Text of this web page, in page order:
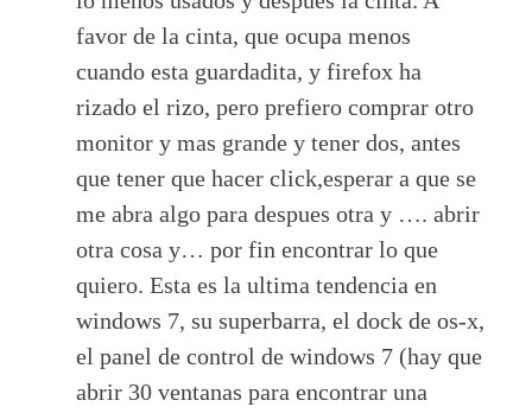
favor de la cinta, que ocupa menos
cuando esta guardadita, y firefox ha
rizado el rizo, pero prefiero comprar otro
monitor y mas grande y tener dos, antes
que tener que hacer click,esperar a que se
me abra algo para despues otra y …. abrir
otra cosa y… por fin encontrar lo que
quiero. Esta es la ultima tendencia en
windows 7, su superbarra, el dock de os-x,
el panel de control de windows 7 (hay que
abrir 30 ventanas para encontrar una